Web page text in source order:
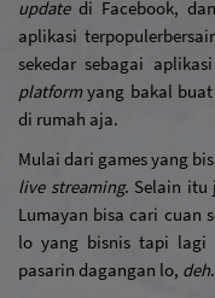
update di Facebook,
aplikasi terpopuler
sekedar sebagai aplikasi
platform yang bakal
di rumah aja.
live streaming. Selain itu
Lumayan bisa cari cuan
lo yang bisnis tapi lagi
pasarin dagangan lo, deh.